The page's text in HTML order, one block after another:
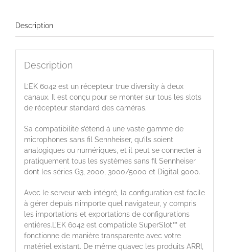
Description
Description
L’EK 6042 est un récepteur true diversity à deux
canaux. Il est conçu pour se monter sur tous les slots
de récepteur standard des caméras.
Sa compatibilité s’étend à une vaste gamme de
microphones sans fil Sennheiser, qu’ils soient
analogiques ou numériques, et il peut se connecter à
pratiquement tous les systèmes sans fil Sennheiser
dont les séries G3, 2000, 3000/5000 et Digital 9000.
Avec le serveur web intégré, la configuration est facile
à gérer depuis n’importe quel navigateur, y compris
les importations et exportations de configurations
entières.L’EK 6042 est compatible SuperSlot™ et
fonctionne de manière transparente avec votre
matériel existant. De même qu’avec les produits ARRI,